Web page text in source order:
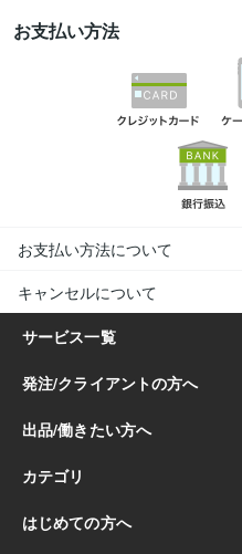
お支払い方法
お支払い方法について
キャンセルについて